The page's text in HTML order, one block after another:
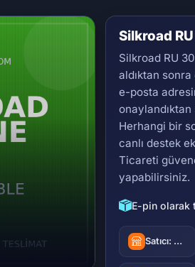
Silkroad
Silkroad RU
aldıktan
e-posta
Herhangi bir
canlı destek
Ticareti
yapabilirsiniz.
E-pin olarak
Satıcı: